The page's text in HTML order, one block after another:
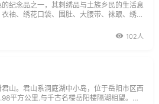
纪念品之一，其刺绣品与土族乡民的生活息
袖、绣花口袋、围肚、大腰带、袜跟、绣鞋
102人
山。君山系洞庭湖中小岛，位于岳阳市区西
平方公里.与千古名楼岳阳楼隔湖相望。是